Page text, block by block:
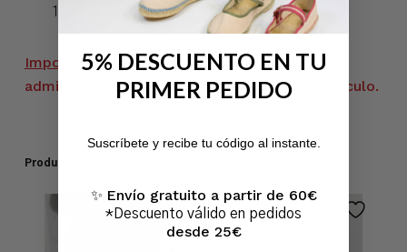
1,7×6,0 cm
Importante– Por razones sanitarias NO se
admiten cambios o devoluciones de éste artículo.
Productos relacionados
5% DESCUENTO EN TU
PRIMER PEDIDO
Suscríbete y recibe tu código al instante.
✨ Envío gratuito a partir de 60€
*Descuento válido en pedidos
desde 25€